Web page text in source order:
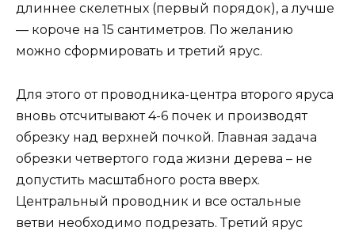
длиннее скелетных (первый порядок), а лучше
— короче на 15 сантиметров. По желанию
можно сформировать и третий ярус.
Для этого от проводника-центра второго яруса
вновь отсчитывают 4-6 почек и производят
обрезку над верхней почкой. Главная задача
обрезки четвертого года жизни дерева – не
допустить масштабного роста вверх.
Центральный проводник и все остальные
ветви необходимо подрезать. Третий ярус